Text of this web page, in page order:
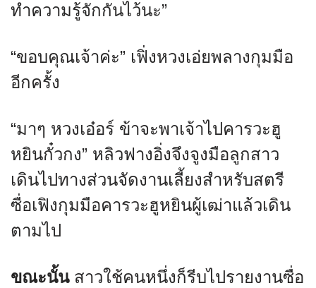
ทำความรู้จักกันไว้นะ”
“ขอบคุณเจ้าค่ะ” เฟิ่งหวงเอ่ยพลางกุมมือ
อีกครั้ง
“มาๆ หวงเอ๋อร์ ข้าจะพาเจ้าไปคารวะฮู
หยินกั๋วกง” หลิวฟางอิ่งจึงจูงมือลูกสาว
เดินไปทางส่วนจัดงานเลี้ยงสำหรับสตรี
ซื่อเฟิงกุมมือคารวะฮูหยินผู้เฒ่าแล้วเดิน
ตามไป
ขณะนั้นสาวใช้คนหนึ่งก็รีบไปรายงานซื่อ